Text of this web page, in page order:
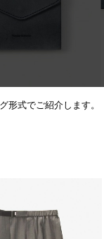
形式でご紹介します。